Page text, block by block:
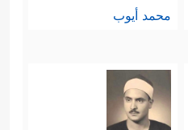
محمد أيوب